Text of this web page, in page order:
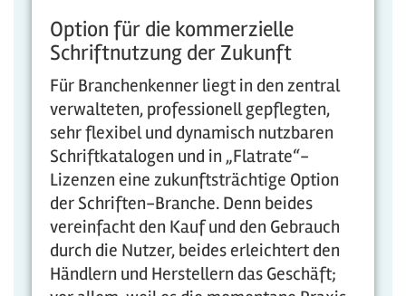
Option für die kommerzielle
Schriftnutzung der Zukunft
Für Branchenkenner liegt in den zentral
verwalteten, professionell gepflegten,
sehr flexibel und dynamisch nutzbaren
Schriftkatalogen und in „Flatrate“-
Lizenzen eine zukunftsträchtige Option
der Schriften-Branche. Denn beides
vereinfacht den Kauf und den Gebrauch
durch die Nutzer, beides erleichtert den
Händlern und Herstellern das Geschäft;